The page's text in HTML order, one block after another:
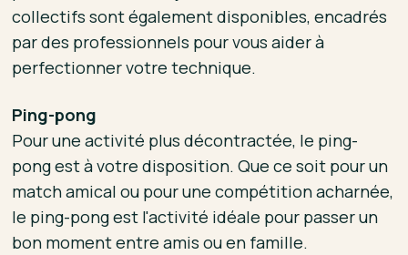
collectifs sont également disponibles, encadrés
par des professionnels pour vous aider à
perfectionner votre technique.
Ping-pong
Pour une activité plus décontractée, le ping-
pong est à votre disposition. Que ce soit pour un
match amical ou pour une compétition acharnée,
le ping-pong est l'activité idéale pour passer un
bon moment entre amis ou en famille.